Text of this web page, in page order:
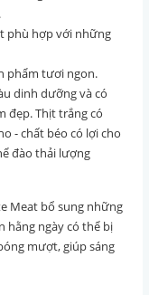
phù hợp với những
phẩm tươi ngon.
dinh dưỡng và có
đẹp. Thịttrắng có
- chất béo có lợi cho
đào thải lượng
Meat bổ sung những
hằng ngày có thể bị
mượt, giúp sáng